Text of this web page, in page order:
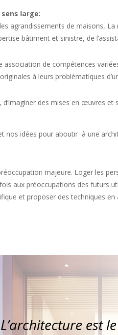
large:
agrandissements de maisons,
bâtiment et sinistre, de
association de compétences
à leurs problématiques
des mises en œuvres
nos idées pour aboutir à une
majeure. Loger les
aux préoccupations des futurs
et proposer des techniques
est